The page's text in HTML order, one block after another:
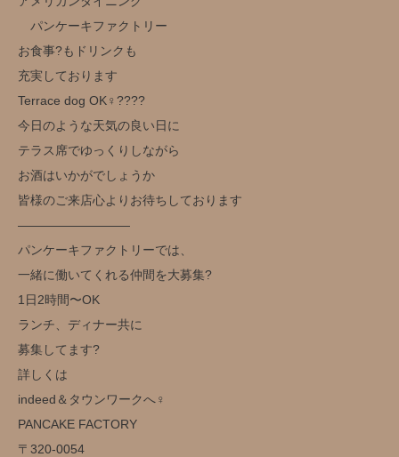
パンケーキファクトリー
お食事?もドリンクも
充実しております
Terrace dog OK‍♀️??‍??
今日のような天気の良い日に
テラス席でゆっくりしながら
お酒はいかがでしょうか️
皆様のご来店心よりお待ちしております
—————————
パンケーキファクトリーでは、
一緒に働いてくれる仲間を大募集?
1日2時間〜OK
ランチ、ディナー共に
募集してます?
詳しくは
indeed＆タウンワークへ‍♀️
️PANCAKE FACTORY️
〒320-0054